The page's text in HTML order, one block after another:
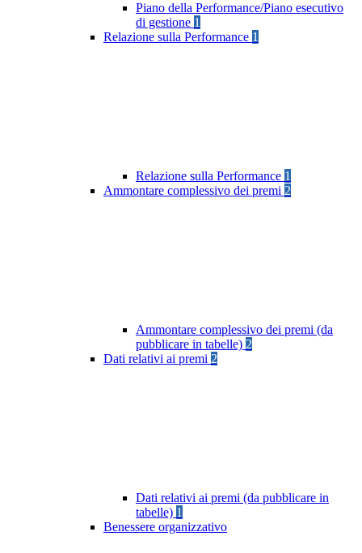
Piano della Performance/Piano esecutivo
di gestione 1
Relazione sulla Performance 1
Relazione sulla Performance 1
Ammontare complessivo dei premi 2
Ammontare complessivo dei premi (da
pubblicare in tabelle) 2
Dati relativi ai premi 2
Dati relativi ai premi (da pubblicare in
tabelle) 1
Benessere organizzativo